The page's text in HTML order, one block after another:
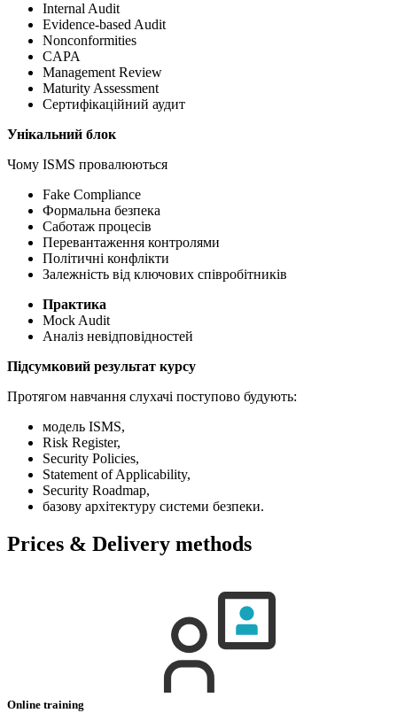
Internal Audit
Evidence-based Audit
Nonconformities
CAPA
Management Review
Maturity Assessment
Сертифікаційний аудит
Унікальний блок
Чому ISMS провалюються
Fake Compliance
Формальна безпека
Саботаж процесів
Перевантаження контролями
Політичні конфлікти
Залежність від ключових співробітників
Практика
Mock Audit
Аналіз невідповідностей
Підсумковий результат курсу
Протягом навчання слухачі поступово будують:
модель ISMS,
Risk Register,
Security Policies,
Statement of Applicability,
Security Roadmap,
базову архітектуру системи безпеки.
Prices & Delivery methods
Online training